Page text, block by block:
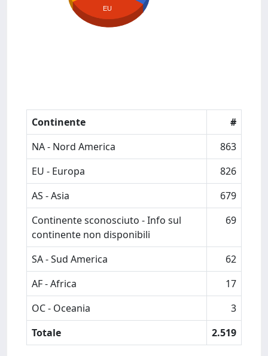
EU
Continente
#
NA - Nord America
863
EU - Europa
826
AS - Asia
679
Continente sconosciuto - Info sul
continente non disponibili
69
SA - Sud America
62
AF - Africa
17
OC - Oceania
3
Totale
2.519